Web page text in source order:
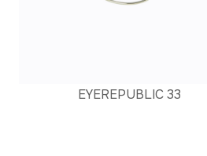
EYEREPUBLIC 33